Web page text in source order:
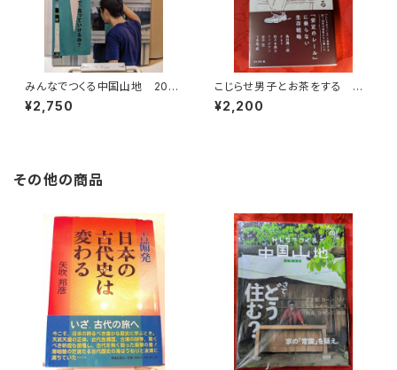
みんなでつくる中国山地 2022
№3 ここで食っていけるの？
¥2,750
こじらせ男子とお茶をする 月
と文社編
¥2,200
その他の商品